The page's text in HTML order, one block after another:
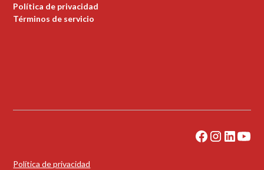
Política de privacidad
Términos de servicio
Política de privacidad